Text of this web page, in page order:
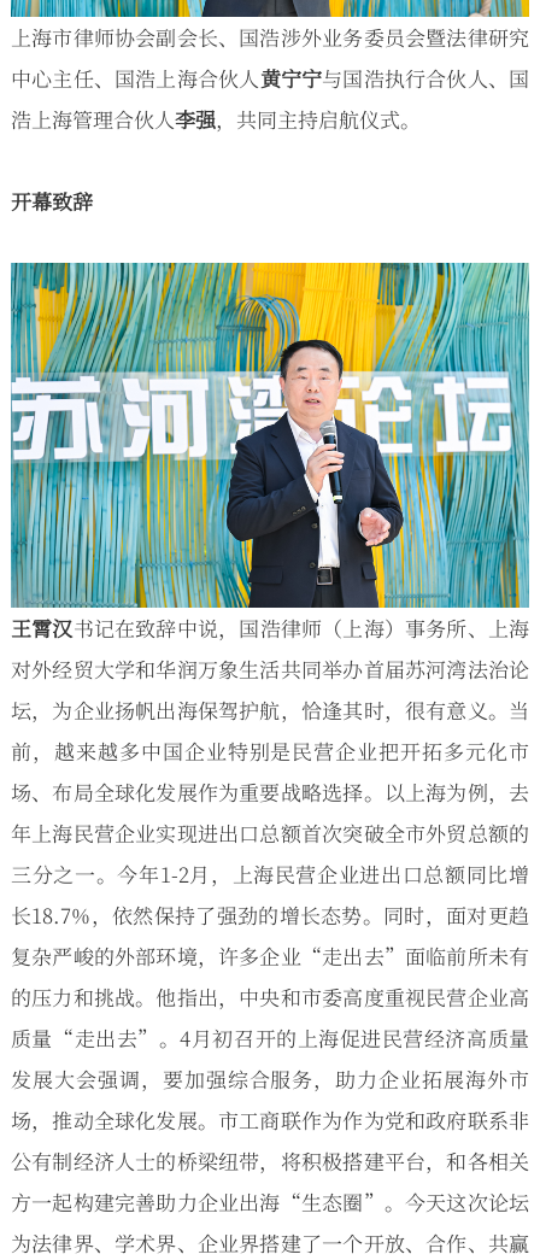
上海市律师协会副会长、国浩涉外业务委员会暨法律研究
中心主任、国浩上海合伙人 黄宁宁与国浩执行合伙人、国
浩上海管理合伙人李强，共同主持启航仪式。
开幕致辞
王霄汉书记在致辞中说，国浩律师（上海）事务所、上海
对外经贸大学和华润万象生活共同举办首届苏河湾法治论
坛，为企业扬帆出海保驾护航，恰逢其时，很有意义。当
前，越来越多中国企业特别是民营企业把开拓多元化市
场、布局全球化发展作为重要战略选择。以上海为例，去
年上海民营企业实现进出口总额首次突破全市外贸总额的
三分之一。今年1-2月，上海民营企业进出口总额同比增
长18.7%，依然保持了强劲的增长态势。同时，面对更趋
复杂严峻的外部环境，许多企业“走出去”面临前所未有
的压力和挑战。他指出，中央和市委高度重视民营企业高
质量“走出去”。4月初召开的上海促进民营经济高质量
发展大会强调，要加强综合服务，助力企业拓展海外市
场，推动全球化发展。市工商联作为作为党和政府联系非
公有制经济人士的桥梁纽带，将积极搭建平台，和各相关
方一起构建完善助力企业出海“生态圈”。今天这次论坛
为法律界、学术界、企业界搭建了一个开放、合作、共赢